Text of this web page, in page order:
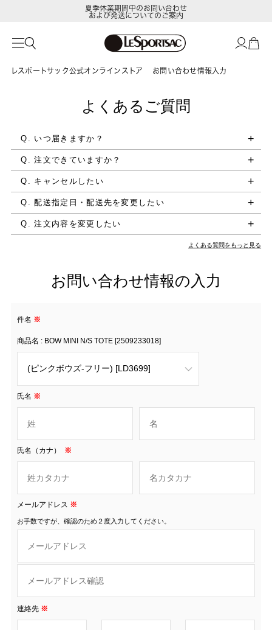
夏季休業期間中のお問い合わせ
および発送についてのご案内
レスポートサック公式オンラインストア お問い合わせ情報入力
よくあるご質問
Q. いつ届きますか？
Q. 注文できていますか？
Q. キャンセルしたい
Q. 配送指定日・配送先を変更したい
Q. 注文内容を変更したい
よくある質問をもっと見る
お問い合わせ情報の入力
件名 ※
商品名 : BOW MINI N/S TOTE [2509233018]
氏名 ※
氏名（カナ） ※
メールアドレス ※
お手数ですが、確認のため２度入力してください。
連絡先 ※